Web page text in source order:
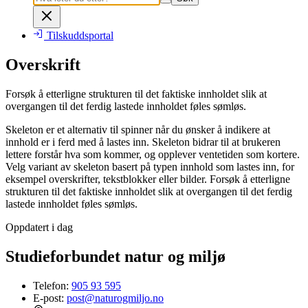
Tilskuddsportal
Overskrift
Forsøk å etterligne strukturen til det faktiske innholdet slik at
overgangen til det ferdig lastede innholdet føles sømløs.
Skeleton er et alternativ til spinner når du ønsker å indikere at
innhold er i ferd med å lastes inn. Skeleton bidrar til at brukeren
lettere forstår hva som kommer, og opplever ventetiden som kortere.
Velg variant av skeleton basert på typen innhold som lastes inn, for
eksempel overskrifter, tekstblokker eller bilder. Forsøk å etterligne
strukturen til det faktiske innholdet slik at overgangen til det ferdig
lastede innholdet føles sømløs.
Oppdatert i dag
Studieforbundet natur og miljø
Telefon: 905 93 595
E-post: post@naturogmiljo.no